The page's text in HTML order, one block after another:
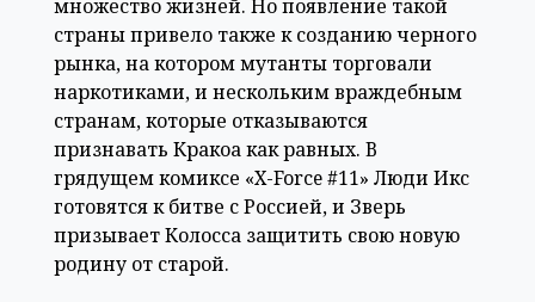
множество жизней. Но появление такой
страны привело также к созданию черного
рынка, на котором мутанты торговали
наркотиками, и нескольким враждебным
странам, которые отказываются
признавать Кракоа как равных. В
грядущем комиксе «X-Force #11» Люди Икс
готовятся к битве с Россией, и Зверь
призывает Колосса защитить свою новую
родину от старой.